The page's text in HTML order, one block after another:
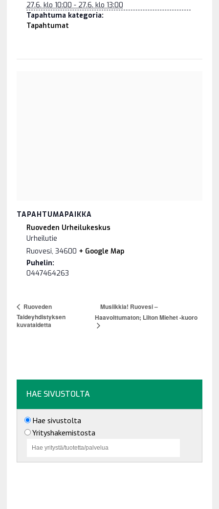
27.6. klo 10:00 - 27.6. klo 13:00
Tapahtuma kategoria:
Tapahtumat
TAPAHTUMAPAIKKA
Ruoveden Urheilukeskus
Urheilutie
Ruovesi, 34600 + Google Map
Puhelin:
0447464263
Ruoveden
Taideyhdistyksen
kuvataidetta
Musiikkia! Ruovesi –
Haavoittumaton; Liiton Miehet -kuoro
HAE SIVUSTOLTA
Hae sivustolta
Yrityshakemistosta